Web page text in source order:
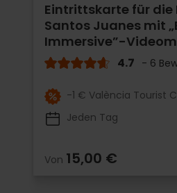
Eintrittskarte für die
Santos Juanes mit
Immersive”-
4.7 - 6
-1 € València Tourist
Jeden Tag
Von 15,00 €